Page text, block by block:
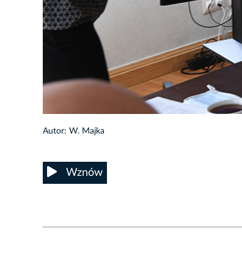
Autor: W. Majka
Wznów